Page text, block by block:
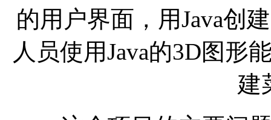
的用户界面，用Java创
人员使用Java的3D图形
建